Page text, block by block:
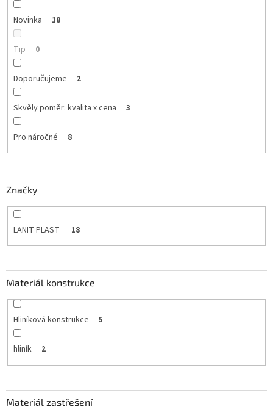
Novinka 18
Tip 0
Doporučujeme 2
Skvěly poměr: kvalita x cena 3
Pro náročné 8
Značky
LANIT PLAST 18
Materiál konstrukce
Hliníková konstrukce 5
hliník 2
Materiál zastřešení